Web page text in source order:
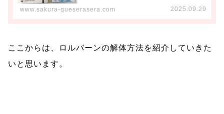
www.sakura-queserasera.com 2025.09.29
ここからは、ロルバーンの解体方法を紹介していきた
いと思います。